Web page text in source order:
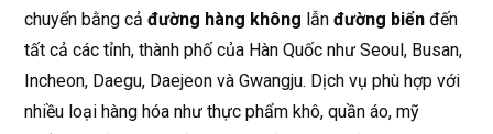
chuyển bằng cảđường hàng không lẫnđường biển đến
tất cả các tỉnh, thành phố của Hàn Quốc như Seoul, Busan,
Incheon, Daegu, Daejeon và Gwangju. Dịch vụ phù hợp với
nhiều loại hàng hóa như thực phẩm khô, quần áo, mỹ